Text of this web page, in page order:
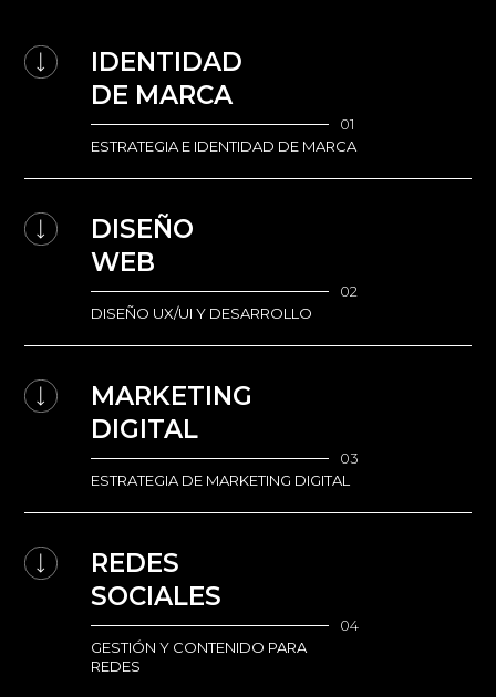
IDENTIDAD
DE MARCA
01
ESTRATEGIA E IDENTIDAD DE MARCA
DISEÑO
WEB
02
DISEÑO UX/UI Y DESARROLLO
MARKETING
DIGITAL
03
ESTRATEGIA DE MARKETING DIGITAL
REDES
SOCIALES
04
GESTIÓN Y CONTENIDO PARA
REDES